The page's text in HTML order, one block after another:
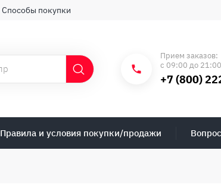
Способы покупки
Прием заказов:
с 09:00 до 21:00
+7 (800)
Правила и условия покупки/продажи